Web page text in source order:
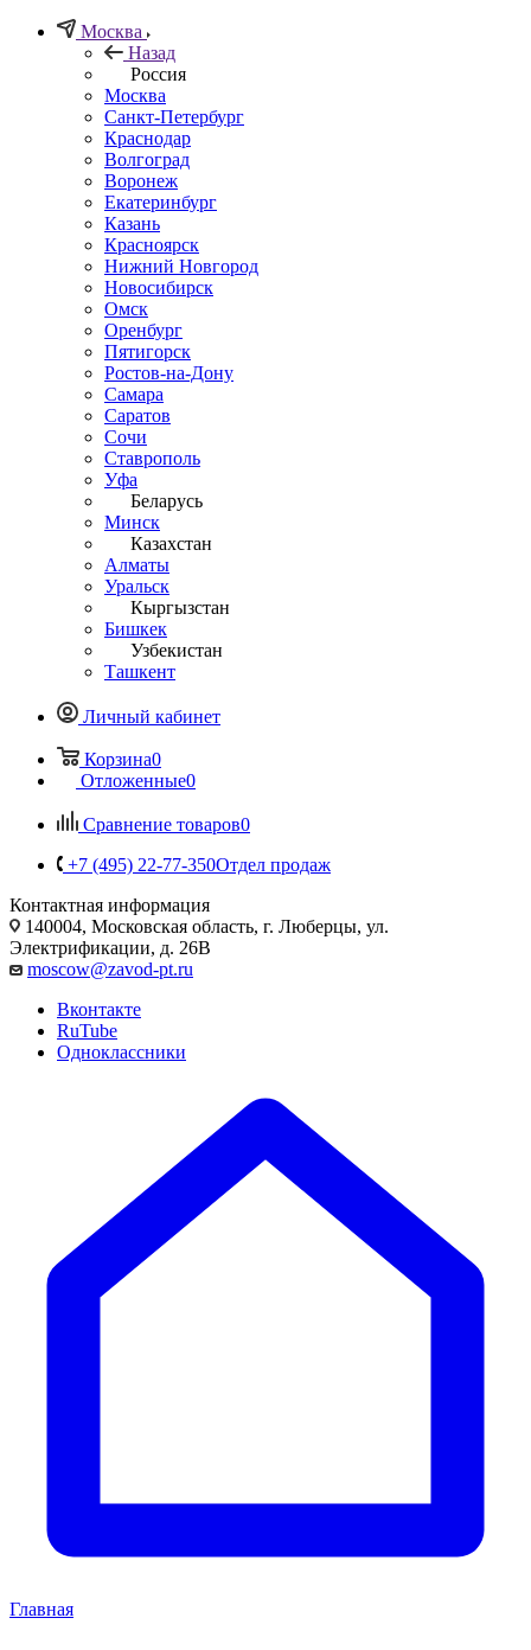
Москва
Назад
Россия
Москва
Санкт-Петербург
Краснодар
Волгоград
Воронеж
Екатеринбург
Казань
Красноярск
Нижний Новгород
Новосибирск
Омск
Оренбург
Пятигорск
Ростов-на-Дону
Самара
Саратов
Сочи
Ставрополь
Уфа
Беларусь
Минск
Казахстан
Алматы
Уральск
Кыргызстан
Бишкек
Узбекистан
Ташкент
Личный кабинет
Корзина0
Отложенные0
Сравнение товаров0
+7 (495) 22-77-350Отдел продаж
Контактная информация
140004, Московская область, г. Люберцы, ул.
Электрификации, д. 26В
moscow@zavod-pt.ru
Вконтакте
RuTube
Одноклассники
Главная